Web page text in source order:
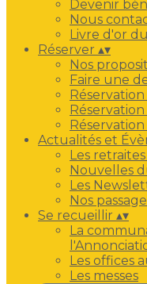
Devenir
Nous
Livre d'or
Réserver ▴▾
Nos
Faire une
Actualités et
Les
Nouvelles
Les
Nos
Se recueillir ▴▾
La
Les offices
Les messes